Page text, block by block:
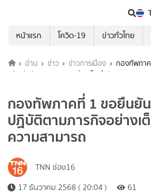
หน้าแรก
โควิด-19 ข่าวทั่วไทย
อ่าน ข่าว ข่าวการเมือง
กองทัพภา
หยัดปฏิบัติตามภารกิจอย่างเต็มกำลังความสามารถ
กองทัพภาคที่ 1 ขอยืนยั
ปฏิบัติตามภารกิจอย่างเ
ความสามารถ
TNN ช่อง16
17 ธันวาคม 2568 ( 20:04 )
61